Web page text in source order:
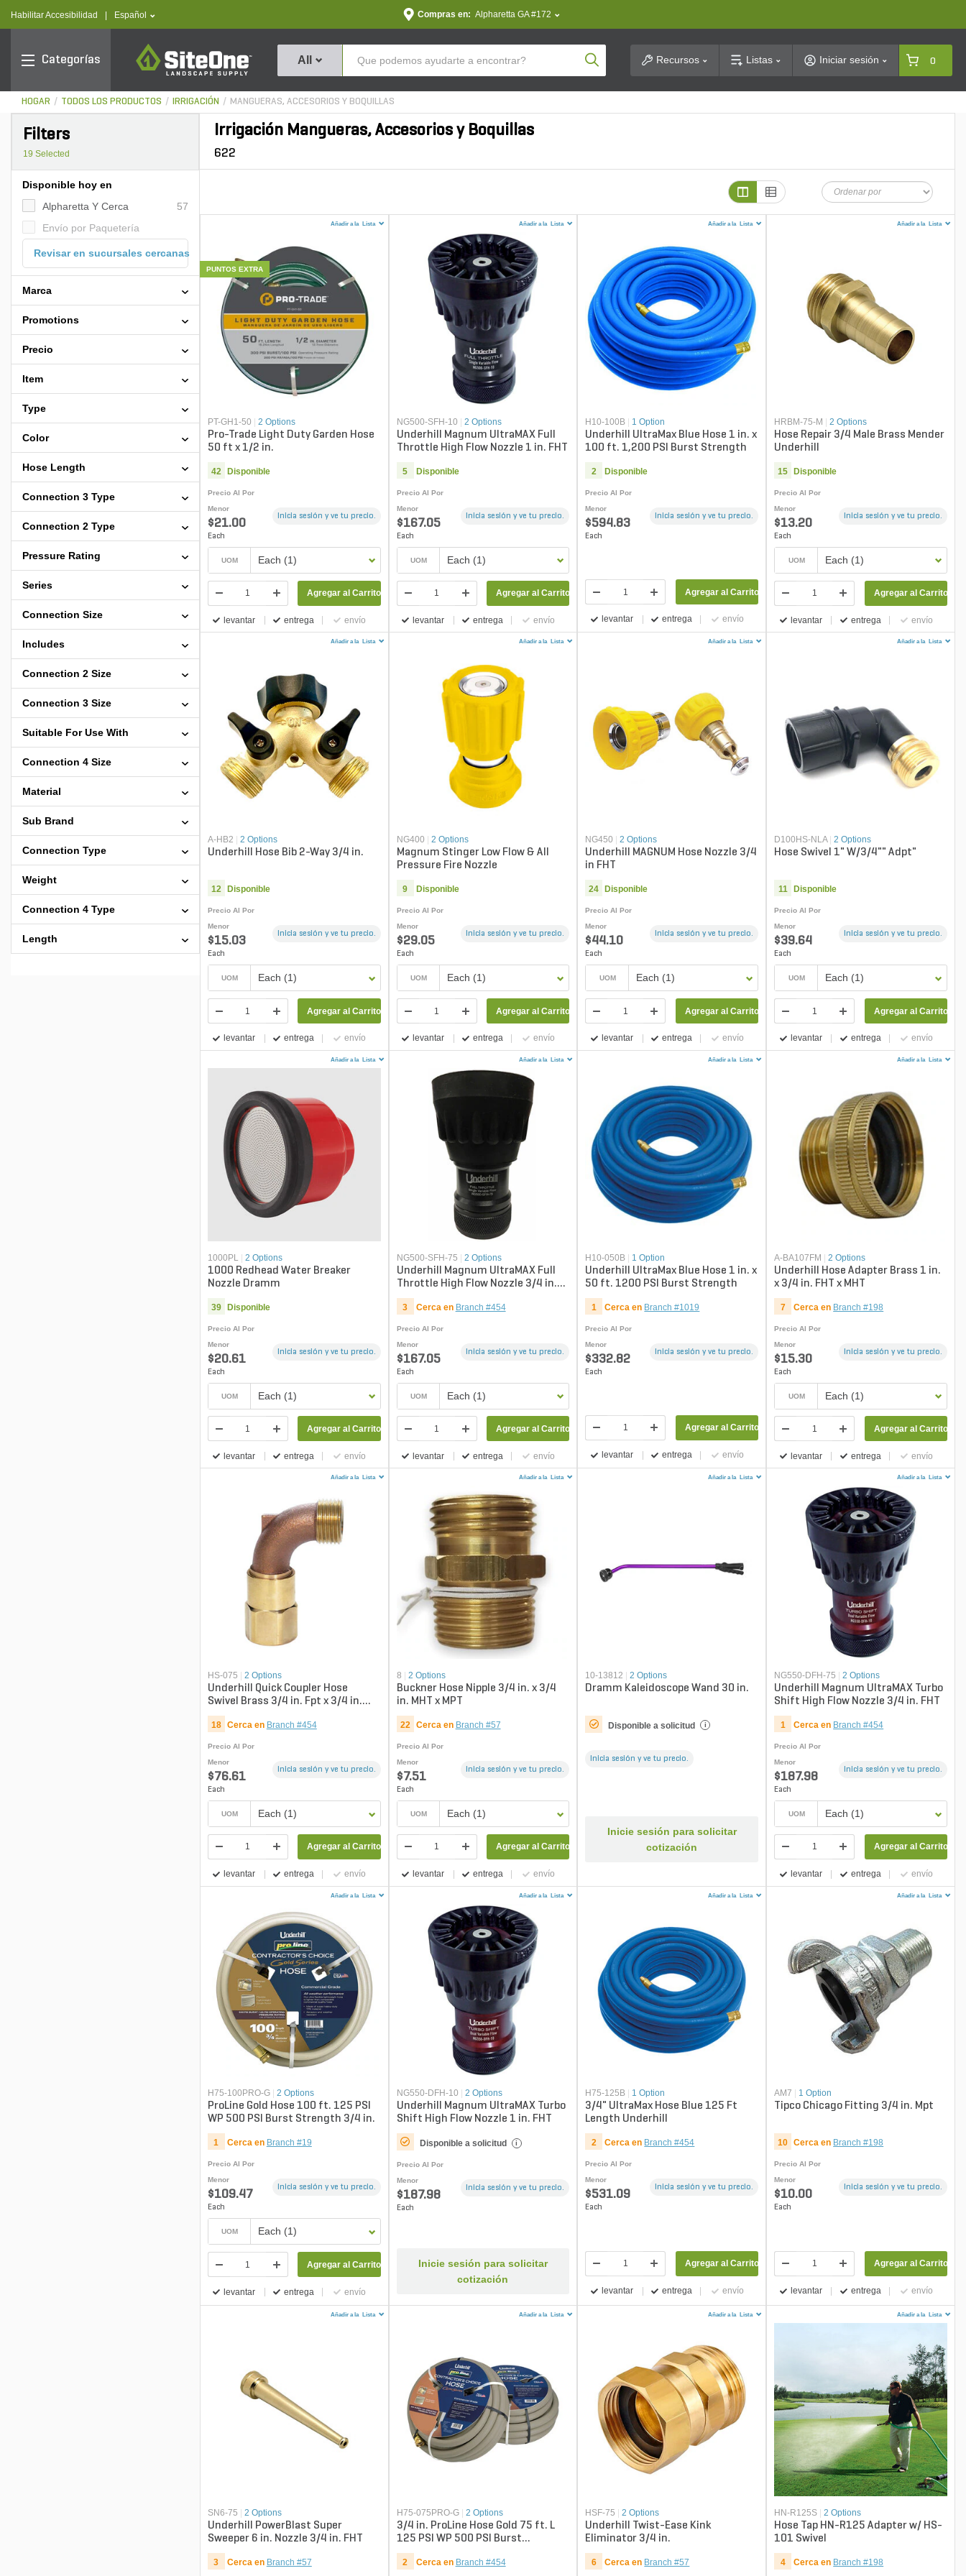
Habilitar Accesibilidad text.language
Español Compras en: Alpharetta GA #172
Categorías
SiteOne
All Product SearchRecursos Listas Iniciar sesión 0
HOGAR TODOS LOS PRODUCTOS IRRIGACIÓN MANGUERAS, ACCESORIOS Y BOQUILLAS
Filters
19 Selected
Disponible hoy en
Alpharetta Y Cerca
57
Envío por Paquetería
Revisar en sucursales cercanas
Marca
Promotions
Precio
Item
Type
Color
Hose Length
Connection 3 Type
Connection 2 Type
Pressure Rating
Series
Connection Size
Includes
Connection 2 Size
Connection 3 Size
Suitable For Use With
Connection 4 Size
Material
Sub Brand
Connection Type
Weight
Connection 4 Type
Length
Irrigación Mangueras, Accesorios y Boquillas
622
Añadir a la Lista
PUNTOS EXTRA
PT-GH1-50 | 2 Options
Pro-Trade Light Duty Garden Hose
50 ft x 1/2 in.
42 Disponible
Precio Al Por
Menor
$21.00
Each
Inicia sesión y ve tu precio.
UOM Each (1)
Agregar al Carrito
levantar entrega envío
Añadir a la Lista
NG500-SFH-10 | 2 Options
Underhill Magnum UltraMAX Full
Throttle High Flow Nozzle 1 in. FHT
5 Disponible
Precio Al Por
Menor
$167.05
Each
Inicia sesión y ve tu precio.
UOM Each (1)
Agregar al Carrito
levantar entrega envío
Añadir a la Lista
H10-100B | 1 Option
Underhill UltraMax Blue Hose 1 in. x
100 ft. 1,200 PSI Burst Strength
2 Disponible
Precio Al Por
Menor
$594.83
Each
Inicia sesión y ve tu precio.
Agregar al Carrito
levantar entrega envío
Añadir a la Lista
HRBM-75-M | 2 Options
Hose Repair 3/4 Male Brass Mender
Underhill
15 Disponible
Precio Al Por
Menor
$13.20
Each
Inicia sesión y ve tu precio.
UOM Each (1)
Agregar al Carrito
levantar entrega envío
Añadir a la Lista
A-HB2 2 Options
Underhill Hose Bib 2-Way 3/4 in.
12 Disponible
Precio Al Por
Menor
$15.03
Each
Inicia sesión y ve tu precio.
UOM Each (1)
Agregar al Carrito
levantar entrega envío
Añadir a la Lista
NG400 2 Options
Magnum Stinger Low Flow & All
Pressure Fire Nozzle
9 Disponible
Precio Al Por
Menor
$29.05
Each
Inicia sesión y ve tu precio.
UOM Each (1)
Agregar al Carrito
levantar entrega envío
Añadir a la Lista
NG450 2 Options
Underhill MAGNUM Hose Nozzle 3/4
in FHT
24 Disponible
Precio Al Por
Menor
$44.10
Each
Inicia sesión y ve tu precio.
UOM Each (1)
Agregar al Carrito
levantar entrega envío
Añadir a la Lista
D100HS-NLA 2 Options
Hose Swivel 1" W/3/4"" Adpt"
11 Disponible
Precio Al Por
Menor
$39.64
Each
Inicia sesión y ve tu precio.
UOM Each (1)
Agregar al Carrito
levantar entrega envío
Añadir a la Lista
1000PL | 2 Options
1000 Redhead Water Breaker
Nozzle Dramm
39 Disponible
Precio Al Por
Menor
$20.61
Each
Inicia sesión y ve tu precio.
UOM Each (1)
Agregar al Carrito
levantar entrega envío
Añadir a la Lista
NG500-SFH-75 | 2 Options
Underhill Magnum UltraMAX Full
Throttle High Flow Nozzle 3/4 in.
FHT
3 Cerca en Branch #454
Precio Al Por
Menor
$167.05
Each
Inicia sesión y ve tu precio.
UOM Each (1)
Agregar al Carrito
levantar entrega envío
Añadir a la Lista
H10-050B | 1 Option
Underhill UltraMax Blue Hose 1 in. x
50 ft. 1200 PSI Burst Strength
1 Cerca en Branch #1019
Precio Al Por
Menor
$332.82
Each
Inicia sesión y ve tu precio.
Agregar al Carrito
levantar entrega envío
Añadir a la Lista
A-BA107FM | 2 Options
Underhill Hose Adapter Brass 1 in.
x 3/4 in. FHT x MHT
7 Cerca en Branch #198
Precio Al Por
Menor
$15.30
Each
Inicia sesión y ve tu precio.
UOM Each (1)
Agregar al Carrito
levantar entrega envío
Añadir a la Lista
HS-075 2 Options
Underhill Quick Coupler Hose
Swivel Brass 3/4 in. Fpt x 3/4 in.
Mht
18 Cerca en Branch #454
Precio Al Por
Menor
$76.61
Each
Inicia sesión y ve tu precio.
UOM Each (1)
Agregar al Carrito
levantar entrega envío
Añadir a la Lista
8 2 Options
Buckner Hose Nipple 3/4 in. x 3/4
in. MHT x MPT
22 Cerca en Branch #57
Precio Al Por
Menor
$7.51
Each
Inicia sesión y ve tu precio.
UOM Each (1)
Agregar al Carrito
levantar entrega envío
Añadir a la Lista
10-13812 2 Options
Dramm Kaleidoscope Wand 30 in.
Disponible a solicitud i
Inicia sesión y ve tu precio.
Inicie sesión para solicitar
cotización
Añadir a la Lista
NG550-DFH-75 2 Options
Underhill Magnum UltraMAX Turbo
Shift High Flow Nozzle 3/4 in. FHT
1 Cerca en Branch #454
Precio Al Por
Menor
$187.98
Each
Inicia sesión y ve tu precio.
UOM Each (1)
Agregar al Carrito
levantar entrega envío
Añadir a la Lista
H75-100PRO-G 2 Options
ProLine Gold Hose 100 ft. 125 PSI
WP 500 PSI Burst Strength 3/4 in.
1 Cerca en Branch #19
Precio Al Por
Menor
$109.47
Each
Inicia sesión y ve tu precio.
UOM Each (1)
Agregar al Carrito
levantar entrega envío
Añadir a la Lista
NG550-DFH-10 2 Options
Underhill Magnum UltraMAX Turbo
Shift High Flow Nozzle 1 in. FHT
Disponible a solicitud i
Precio Al Por
Menor
$187.98
Each
Inicia sesión y ve tu precio.
Inicie sesión para solicitar
cotización
Añadir a la Lista
H75-125B 1 Option
3/4" UltraMax Hose Blue 125 Ft
Length Underhill
2 Cerca en Branch #454
Precio Al Por
Menor
$531.09
Each
Inicia sesión y ve tu precio.
Agregar al Carrito
levantar entrega envío
Añadir a la Lista
AM7 1 Option
Tipco Chicago Fitting 3/4 in. Mpt
10 Cerca en Branch #198
Precio Al Por
Menor
$10.00
Each
Inicia sesión y ve tu precio.
Agregar al Carrito
levantar entrega envío
Añadir a la Lista
SN6-75 | 2 Options
Underhill PowerBlast Super
Sweeper 6 in. Nozzle 3/4 in. FHT
3 Cerca en Branch #57
Añadir a la Lista
H75-075PRO-G | 2 Options
3/4 in. ProLine Hose Gold 75 ft. L
125 PSI WP 500 PSI Burst
Strength
2 Cerca en Branch #454
Añadir a la Lista
HSF-75 | 2 Options
Underhill Twist-Ease Kink
Eliminator 3/4 in.
6 Cerca en Branch #57
Añadir a la Lista
HN-R125S | 2 Options
Hose Tap HN-R125 Adapter w/ HS-
101 Swivel
4 Cerca en Branch #198